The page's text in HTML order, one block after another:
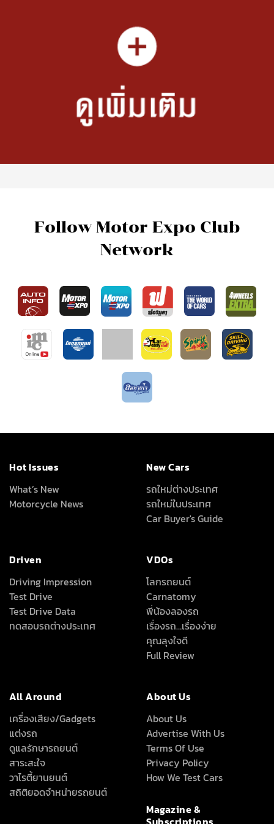
Follow Motor Expo Club
Network
Hot Issues
What’s New
Motorcycle News
New Cars
รถใหม่ต่างประเทศ
รถใหม่ในประเทศ
Car Buyer's Guide
Driven
Driving Impression
Test Drive
Test Drive Data
ทดสอบรถต่างประเทศ
VDOs
โลกรถยนต์
Carnatomy
พี่น้องลองรถ
เรื่องรถ…เรื่องง่าย
คุณลุงใจดี
Full Review
All Around
เครื่องเสียง/Gadgets
แต่งรถ
ดูแลรักษารถยนต์
สาระสะใจ
วาไรตี้ยานยนต์
สถิติยอดจำหน่ายรถยนต์
About Us
About Us
Advertise With Us
Terms Of Use
Privacy Policy
How We Test Cars
Magazine &